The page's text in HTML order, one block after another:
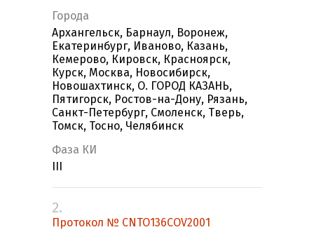
Города
Архангельск, Барнаул, Воронеж,
Екатеринбург, Иваново, Казань,
Кемерово, Кировск, Красноярск,
Курск, Москва, Новосибирск,
Новошахтинск, О. ГОРОД КАЗАНЬ,
Пятигорск, Ростов-на-Дону, Рязань,
Санкт-Петербург, Смоленск, Тверь,
Томск, Тосно, Челябинск
Фаза КИ
2.
Протокол № CNTO136COV2001